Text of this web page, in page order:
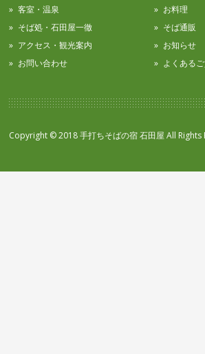
客室・温泉
お料理
そば処・石田屋一徹
そば通販
お知らせ
アクセス・観光案内
よくある
お問い合わせ
Copyright © 2018 手打ちそばの宿 石田屋 All Rights